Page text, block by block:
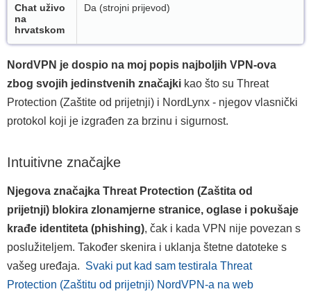
Chat uživo
na
hrvatskom
Da (strojni prijevod)
NordVPN je dospio na moj popis najboljih VPN-ova
zbog svojih jedinstvenih značajki kao što su Threat
Protection (Zaštite od prijetnji) i NordLynx - njegov vlasnički
protokol koji je izgrađen za brzinu i sigurnost.
Intuitivne značajke
Njegova značajka Threat Protection (Zaštita od
prijetnji) blokira zlonamjerne stranice, oglase i pokušaje
krađe identiteta (phishing), čak i kada VPN nije povezan s
poslužiteljem. Također skenira i uklanja štetne datoteke s
vašeg uređaja. Svaki put kad sam testirala Threat
Protection (Zaštitu od prijetnji) NordVPN-a na web